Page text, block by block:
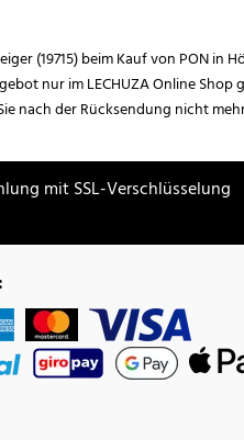
(19715) beim Kauf von PON
nur im LECHUZA Online
nach der Rücksendung nicht
mit SSL-Verschlüsselung